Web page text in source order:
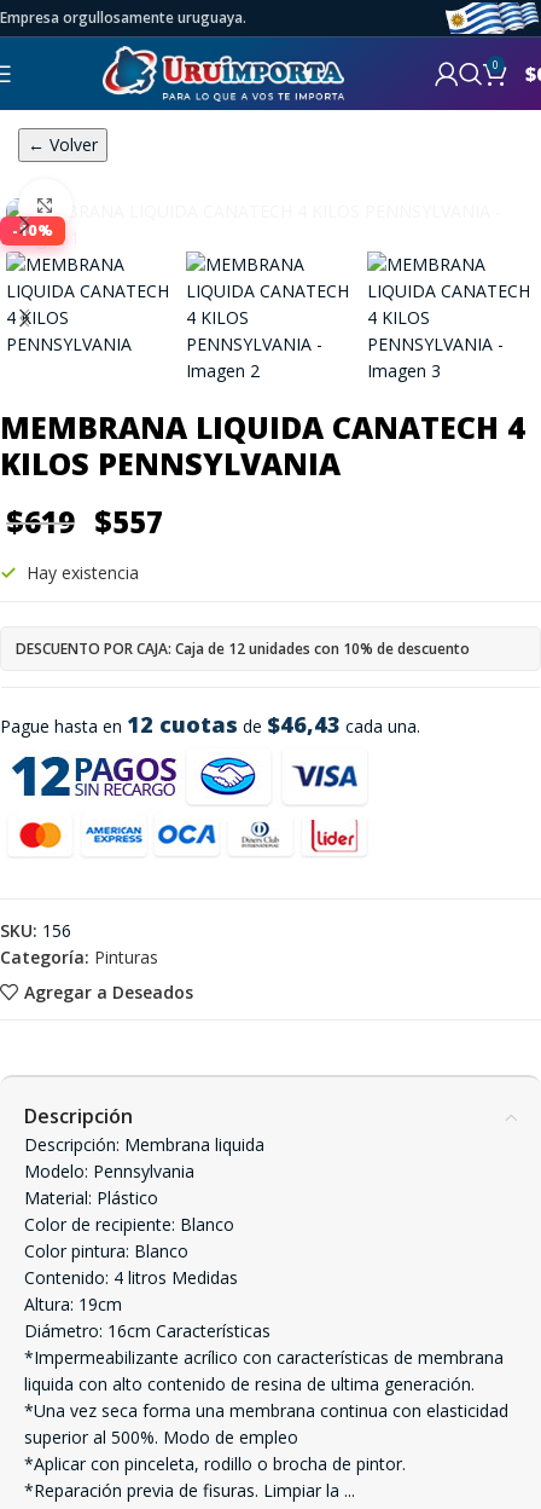
Empresa orgullosamente uruguaya.
0 $
← Volver
-10%
MEMBRANA LIQUIDA CANATECH 4
KILOS PENNSYLVANIA
$619 $557
Pague hasta en 12 cuotas de $46,43 cada una.
Hay existencia
DESCUENTO POR CAJA: Caja de 12 unidades con 10% de descuento
Agregar a Deseados
SKU: 156
Categoría: Pinturas
Descripción
Descripción: Membrana liquida
Modelo: Pennsylvania
Material: Plástico
Color de recipiente: Blanco
Color pintura: Blanco
Contenido: 4 litros Medidas
Altura: 19cm
Diámetro: 16cm Características
*Impermeabilizante acrílico con características de membrana
liquida con alto contenido de resina de ultima generación.
*Una vez seca forma una membrana continua con elasticidad
superior al 500%. Modo de empleo
*Aplicar con pinceleta, rodillo o brocha de pintor.
*Reparación previa de fisuras. Limpiar la ...